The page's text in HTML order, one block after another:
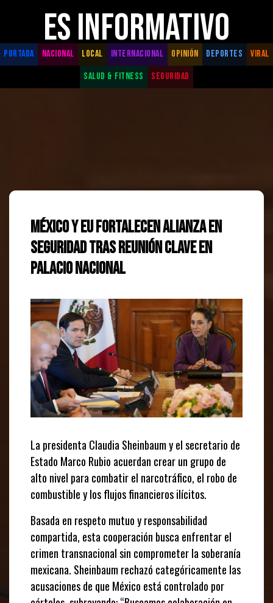
ES INFORMATIVO
PORTADA NACIONAL LOCAL INTERNACIONAL OPINIÓN DEPORTES
VIRAL
SALUD & FITNESS
SEGURIDAD
México y EU fortalecen alianza en
seguridad tras reunión clave en
Palacio Nacional
La presidenta Claudia Sheinbaum y el secretario de
Estado Marco Rubio acuerdan crear un grupo de
alto nivel para combatir el narcotráfico, el robo de
combustible y los flujos financieros ilícitos.
Basada en respeto mutuo y responsabilidad
compartida, esta cooperación busca enfrentar el
crimen transnacional sin comprometer la soberanía
mexicana. Sheinbaum rechazó categóricamente las
acusaciones de que México está controlado por